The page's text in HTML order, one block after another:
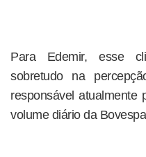
Para Edemir, esse
sobretudo na
responsável
volume diário da